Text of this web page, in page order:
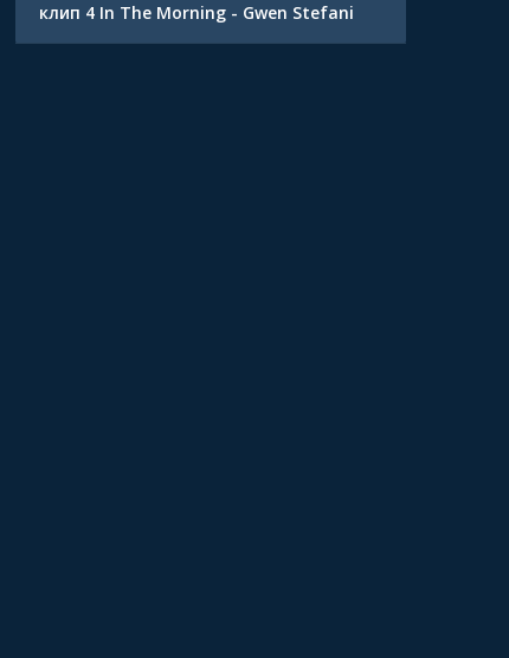
клип 4 In The Morning - Gwen Stefani